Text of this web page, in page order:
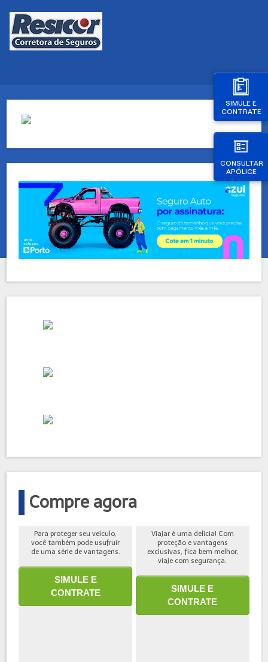
SIMULE E
CONTRATE
CONSULTAR
APÓLICE
Compre agora
Para proteger seu veículo,
você também pode usufruir
de uma série de vantagens.
SIMULE E
CONTRATE
Viajar é uma delícia! Com
proteção e vantagens
exclusivas, fica bem melhor,
viaje com segurança.
SIMULE E
CONTRATE